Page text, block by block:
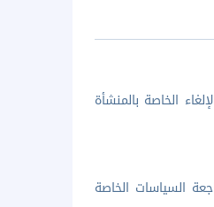
الخاصة بالمنشأة
السياسات الخاصة